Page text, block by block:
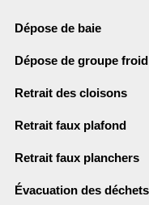
Dépose de baie
Dépose de groupe froid
Retrait des cloisons
Retrait faux plafond
Retrait faux planchers
Évacuation des déchets